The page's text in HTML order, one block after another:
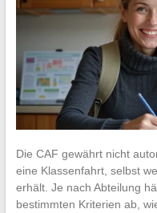
Die CAF gewährt nicht
eine Klassenfahrt, selbst
erhält. Je nach Abteilung
bestimmten Kriterien ab,